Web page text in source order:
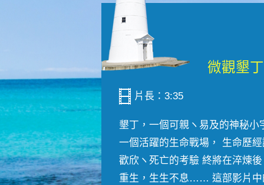
片長：3:35
墾丁，一個可親ヽ易及的神秘小
一個活躍的生命戰場， 生命歷
歡欣ヽ死亡的考驗 終將在淬煉
重生，生生不息…… 這部影片中